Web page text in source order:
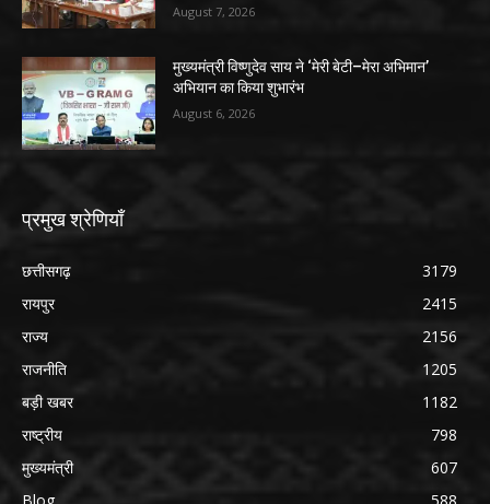
August 7, 2026
मुख्यमंत्री विष्णुदेव साय ने ‘मेरी बेटी–मेरा अभिमान’
अभियान का किया शुभारंभ
August 6, 2026
प्रमुख श्रेणियाँ
छत्तीसगढ़
3179
रायपुर
2415
राज्य
2156
राजनीति
1205
बड़ी खबर
1182
राष्ट्रीय
798
मुख्यमंत्री
607